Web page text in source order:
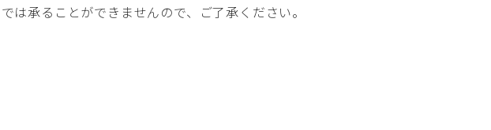
は承ることができませんので、ご了承ください。